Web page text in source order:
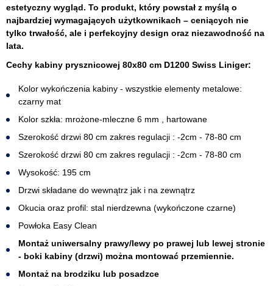
estetyczny wygląd. To produkt, który powstał z myślą o
najbardziej wymagających użytkownikach – ceniących nie
tylko trwałość, ale i perfekcyjny design oraz niezawodność na
lata.
Cechy kabiny prysznicowej 80x80 cm D1200 Swiss Liniger:
Kolor wykończenia kabiny - wszystkie elementy metalowe:
czarny mat
Kolor szkła: mrożone-mleczne 6 mm , hartowane
Szerokość drzwi 80 cm zakres regulacji : -2cm - 78-80 cm
Szerokość drzwi 80 cm zakres regulacji : -2cm - 78-80 cm
Wysokość: 195 cm
Drzwi składane do wewnątrz jak i na zewnątrz
Okucia oraz profil: stal nierdzewna (wykończone czarne)
Powłoka Easy Clean
Montaż uniwersalny prawy/lewy po prawej lub lewej stronie
- boki kabiny (drzwi) można montować przemiennie.
Montaż na brodziku lub posadzce